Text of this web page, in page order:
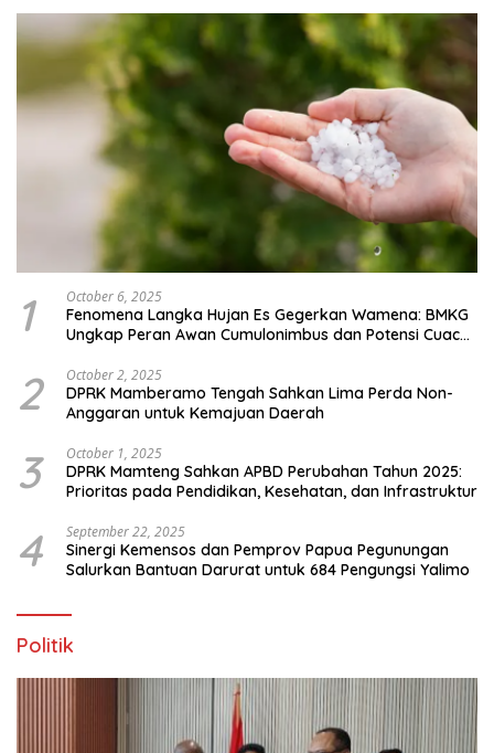
1 October 6, 2025
Fenomena Langka Hujan Es Gegerkan Wamena: BMKG
Ungkap Peran Awan Cumulonimbus dan Potensi Cuaca
2 October 2, 2025
DPRK Mamberamo Tengah Sahkan Lima Perda Non-
Anggaran untuk Kemajuan Daerah
3 October 1, 2025
DPRK Mamteng Sahkan APBD Perubahan Tahun 2025:
Prioritas pada Pendidikan, Kesehatan, dan Infrastruktur
4 September 22, 2025
Sinergi Kemensos dan Pemprov Papua Pegunungan
Salurkan Bantuan Darurat untuk 684 Pengungsi Yalimo
Politik